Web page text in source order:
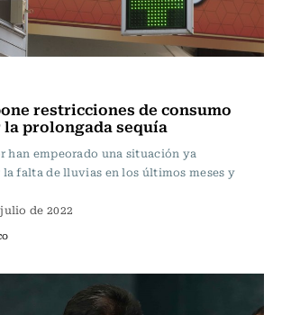
restricciones de consumo
la prolongada sequía
han empeorado una situación ya
falta de lluvias en los últimos meses y
de 2022